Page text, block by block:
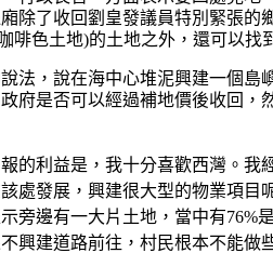
了收回劉皇發議員特別緊張的
色土地)的土地之外，還可以找
法，說在海中心堆泥興建一個島
府是否可以經過補地價後收回，
的利益是，我十分喜歡西灣。我
處發展，興建很大型的物業項目
邊有一大片土地，當中有76%
興建道路前往，村民根本不能